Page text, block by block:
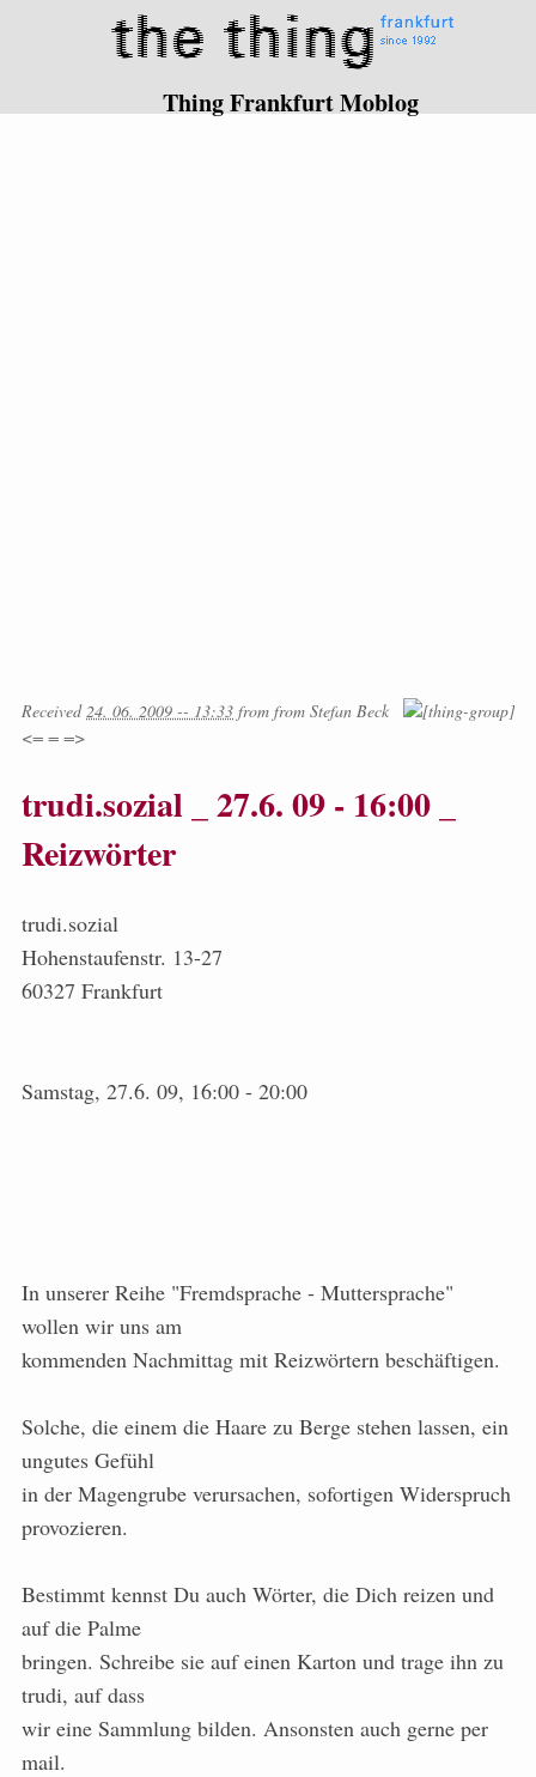
Thing Frankfurt Moblog
Received24. 06. 2009 -- 13:33 from from Stefan Beck
<= = =>
trudi.sozial _ 27.6. 09 - 16:00 _
Reizwörter
trudi.sozial
Hohenstaufenstr. 13-27
60327 Frankfurt
Samstag, 27.6. 09, 16:00 - 20:00
In unserer Reihe "Fremdsprache - Muttersprache"
wollen wir uns am
kommenden Nachmittag mit Reizwörtern beschäftigen.
Solche, die einem die Haare zu Berge stehen lassen, ein
ungutes Gefühl
in der Magengrube verursachen, sofortigen Widerspruch
provozieren.
Bestimmt kennst Du auch Wörter, die Dich reizen und
auf die Palme
bringen. Schreibe sie auf einen Karton und trage ihn zu
trudi, auf dass
wir eine Sammlung bilden. Ansonsten auch gerne per
mail.